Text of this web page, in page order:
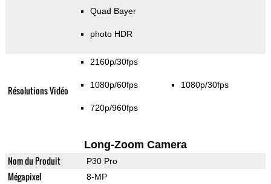
Quad Bayer
photo HDR
Résolutions Vidéo
2160p/30fps
1080p/60fps
720p/960fps
1080p/30fps
Long-Zoom Camera
Nom du Produit P30 Pro
Mégapixel 8-MP